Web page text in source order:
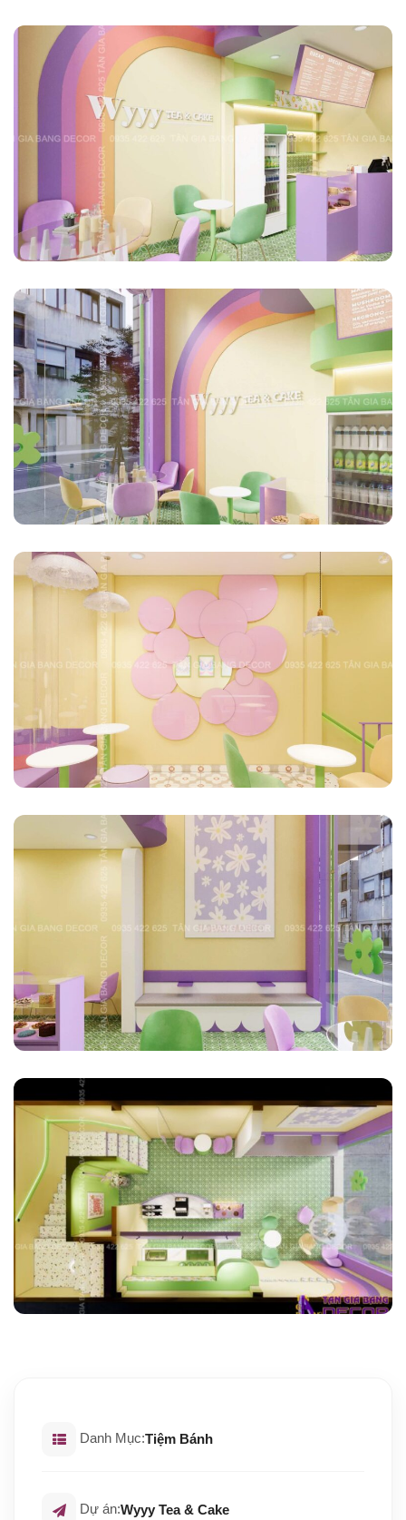
Danh Mục:Tiệm Bánh
Dự án:Wyyy Tea & Cake